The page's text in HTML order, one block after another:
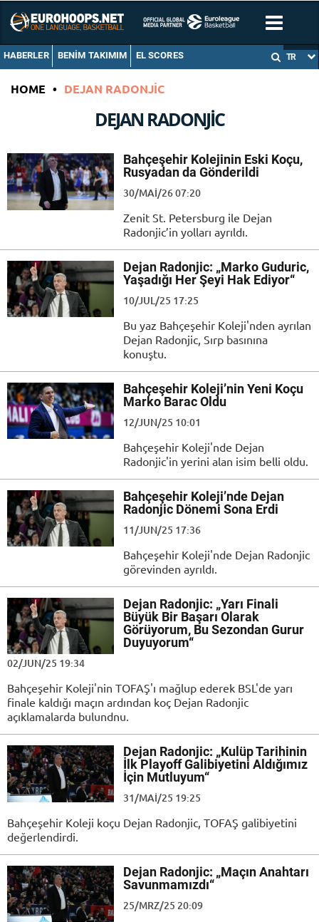
HABERLER BENIM TAKIMIM EL SCORES TR
HOME • DEJAN RADONJIC
DEJAN RADONJIC
Bahçeşehir Kolejinin Eski Koçu,
Rusyadan da Gönderildi
30/MAI/26 07:20
Zenit St. Petersburg ile Dejan
Radonjic’in yolları ayrıldı.
Dejan Radonjic: „Marko Guduric,
Yaşadığı Her Şeyi Hak Ediyor“
10/JUL/25 17:25
Bu yaz Bahçeşehir Koleji'nden ayrılan
Dejan Radonjic, Sırp basınına
konuştu.
Bahçeşehir Koleji’nin Yeni Koçu
Marko Barac Oldu
12/JUN/25 10:01
Bahçeşehir Koleji'nde Dejan
Radonjic'in yerini alan isim belli oldu.
Bahçeşehir Koleji’nde Dejan
Radonjic Dönemi Sona Erdi
11/JUN/25 17:36
Bahçeşehir Koleji'nde Dejan Radonjic
görevinden ayrıldı.
Dejan Radonjic: „Yarı Finali
Büyük Bir Başarı Olarak
Görüyorum, Bu Sezondan Gurur
Duyuyorum“
02/JUN/25 19:34
Bahçeşehir Koleji'nin TOFAŞ'ı mağlup ederek BSL'de yarı
finale kaldığı maçın ardından koç Dejan Radonjic
açıklamalarda bulundnu.
Dejan Radonjic: „Kulüp Tarihinin
İlk Playoff Galibiyetini Aldığımız
İçin Mutluyum“
31/MAI/25 19:25
Bahçeşehir Koleji koçu Dejan Radonjic, TOFAŞ galibiyetini
değerlendirdi.
Dejan Radonjic: „Maçın Anahtarı
Savunmamızdı“
25/MRZ/25 20:09